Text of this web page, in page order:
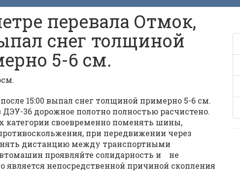
перевала Отмок,
снег толщиной
5-6 см.
15:00 выпал снег толщиной примерно 5-6 см.
36 дорожное полотно полностью расчистено.
категории своевременно поменять шины,
при передвижении через
дистанцию между транспортными
проявляйте солидарность и не
непосредственной причиной скопления